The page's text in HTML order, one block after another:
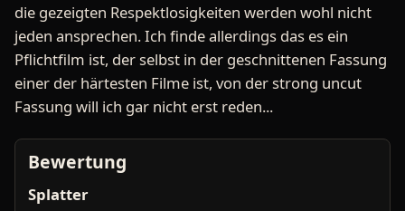
die gezeigten Respektlosigkeiten werden wohl nicht
jeden ansprechen. Ich finde allerdings das es ein
Pflichtfilm ist, der selbst in der geschnittenen Fassung
einer der härtesten Filme ist, von der strong uncut
Fassung will ich gar nicht erst reden...
Bewertung
Splatter